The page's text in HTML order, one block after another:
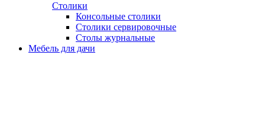
Столики
Консольные столики
Столики сервировочные
Столы журнальные
Мебель для дачи